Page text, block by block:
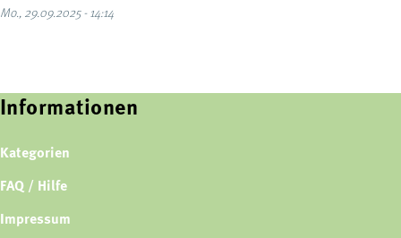
Mo., 29.09.2025 - 14:14
Informationen
Kategorien
FAQ / Hilfe
Impressum